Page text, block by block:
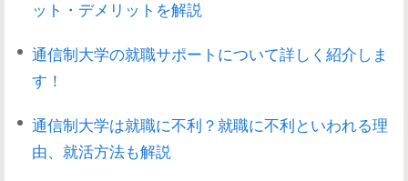
ット・デメリットを解説
通信制大学の就職サポートについて詳しく紹介しま
す！
通信制大学は就職に不利？就職に不利といわれる理
由、就活方法も解説